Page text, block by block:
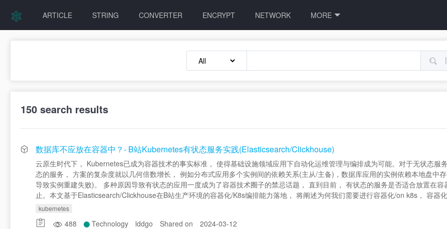
ARTICLE STRING CONVERTER ENCRYPT NETWORK MORE
|
150 search results
数据库不应放在容器中？- B站Kubernetes有状态服务实践(Elasticsearch/Clickhouse)
云原生时代下， Kubernetes已成为容器技术的事实标准， 使得基础设施领域应用下自动化运维管理与编排成为可能。对于无状态
态的服务， 方案的复杂度就以几何倍数增长， 例如分布式应用多个实例间的依赖关系(主从/主备)，数据库应用的实例依赖本地盘中
导致实例重建失败)。 多种原因导致有状态的应用一度成为了容器技术圈子的禁忌话题， 直到目前， 有状态的服务是否适合放置在
止。本文基于Elasticsearch/Clickhouse在B站生产环境的容器化/K8s编排能力落地， 将阐述为何我们需要进行容器化/on k8s， 容器
kubernetes
488 Technology lddgo Shared on 2024-03-12